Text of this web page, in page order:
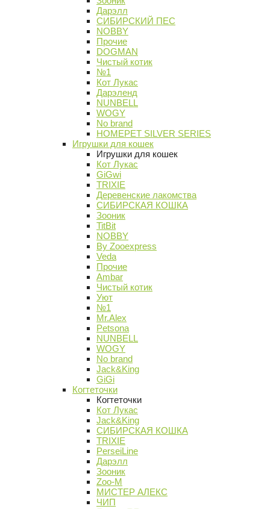
Дарэлл
СИБИРСКИЙ ПЕС
NOBBY
Прочие
DOGMAN
Чистый котик
№1
Кот Лукас
Дарэленд
NUNBELL
WOGY
No brand
HOMEPET SILVER SERIES
Игрушки для кошек
Игрушки для кошек
Кот Лукас
GiGwi
TRIXIE
Деревенские лакомства
СИБИРСКАЯ КОШКА
Зооник
TitBit
NOBBY
By Zooexpress
Veda
Прочие
Ambar
Чистый котик
Уют
№1
Mr.Alex
Petsona
NUNBELL
WOGY
No brand
Jack&King
GiGi
Когтеточки
Когтеточки
Кот Лукас
Jack&King
СИБИРСКАЯ КОШКА
TRIXIE
PerseiLine
Дарэлл
Зооник
Zoo-M
МИСТЕР АЛЕКС
ЧИП